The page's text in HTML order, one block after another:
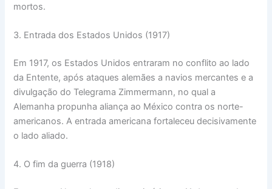
mortos.
3. Entrada dos Estados Unidos (1917)
Em 1917, os Estados Unidos entraram no conflito ao lado
da Entente, após ataques alemães a navios mercantes e a
divulgação do Telegrama Zimmermann, no qual a
Alemanha propunha aliança ao México contra os norte-
americanos. A entrada americana fortaleceu decisivamente
o lado aliado.
4. O fim da guerra (1918)